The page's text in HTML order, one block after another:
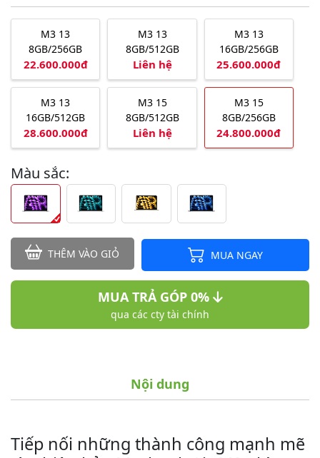
M3 13
8GB/256GB
22.600.000đ
M3 13
8GB/512GB
Liên hệ
M3 13
16GB/256GB
25.600.000đ
M3 13
16GB/512GB
28.600.000đ
M3 15
8GB/512GB
Liên hệ
M3 15
8GB/256GB
24.800.000đ
Màu sắc:
THÊM VÀO GIỎ MUA NGAY
MUA TRẢ GÓP 0%
qua các cty tài chính
Nội dung
Tiếp nối những thành công mạnh mẽ